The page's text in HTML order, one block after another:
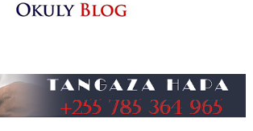
MIUNDOMBINU KUCHOCHEA
WA WMA ASEMA VIPIMO SAHIHI
MKUU WA WILAYA YA IRAMBA